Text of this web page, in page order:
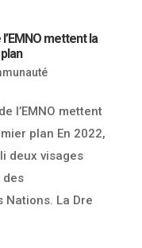
mettent la
l’EMNO mettent
plan En 2022,
deux visages
La Dre